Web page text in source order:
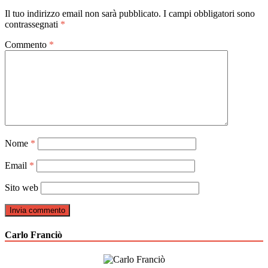
Il tuo indirizzo email non sarà pubblicato. I campi obbligatori sono
contrassegnati *
Commento *
Nome *
Email *
Sito web
Carlo Franciò